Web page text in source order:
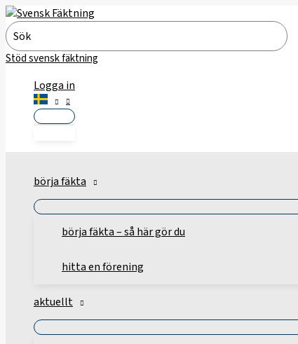
Hoppa
till
innehåll
Search
for:
Stöd svensk fäktning
Logga in
börja fäkta
börja fäkta – så här gör du
hitta en förening
aktuellt